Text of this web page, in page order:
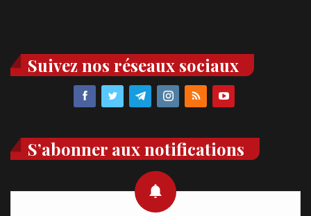
Suivez nos réseaux sociaux
S’abonner aux notifications